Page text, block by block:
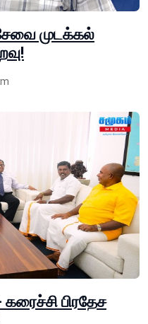
முடக்கல்
பிரதேச